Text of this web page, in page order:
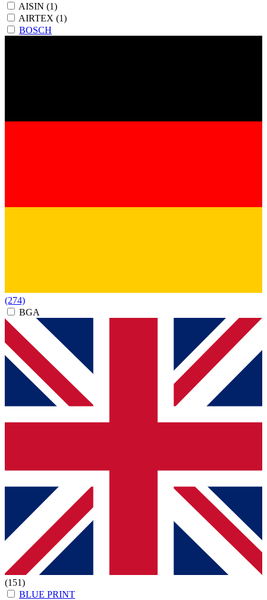
AISIN (1)
AIRTEX (1)
BOSCH
(274)
BGA
(151)
BLUE PRINT